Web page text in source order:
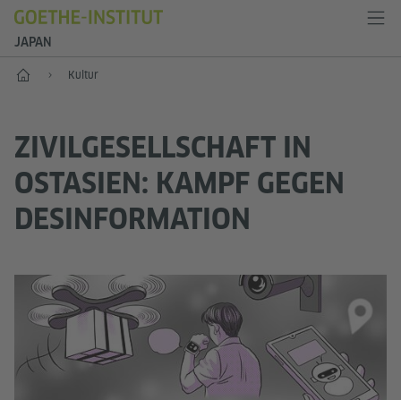
JAPAN
Start Kultur
ZIVILGESELLSCHAFT IN
OSTASIEN: KAMPF GEGEN
DESINFORMATION